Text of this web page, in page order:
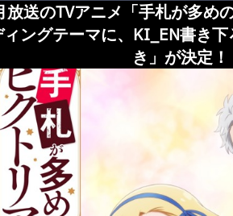
放送のTVアニメ「手札が多め
ィングテーマに、KI_EN書き
き」が決定！